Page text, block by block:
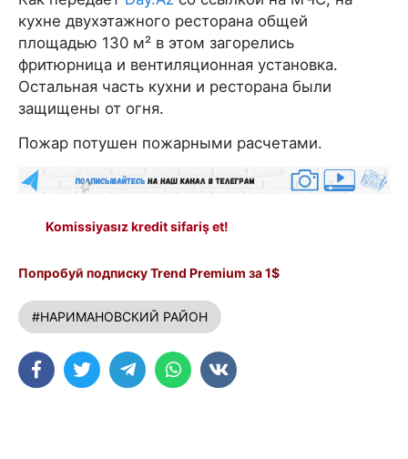
кухне двухэтажного ресторана общей
площадью 130 м² в этом загорелись
фритюрница и вентиляционная установка.
Остальная часть кухни и ресторана были
защищены от огня.
Пожар потушен пожарными расчетами.
Komissiyasız kredit sifariş et!
Попробуй подписку Trend Premium за 1$
#НАРИМАНОВСКИЙ РАЙОН